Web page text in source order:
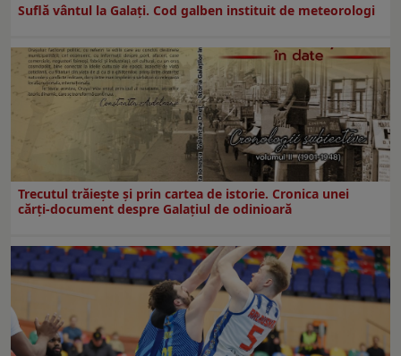
Suflă vântul la Galaţi. Cod galben instituit de meteorologi
Trecutul trăiește și prin cartea de istorie. Cronica unei
cărți-document despre Galațiul de odinioară